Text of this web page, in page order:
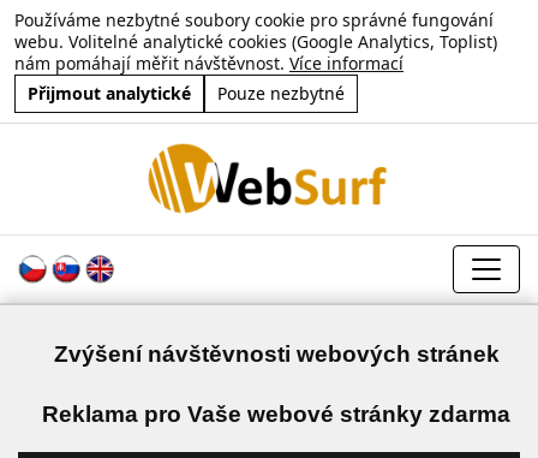
Používáme nezbytné soubory cookie pro správné fungování
webu. Volitelné analytické cookies (Google Analytics, Toplist)
nám pomáhají měřit návštěvnost. Více informací
Přijmout analytické
Pouze nezbytné
Zvýšení návštěvnosti webových stránek
Reklama pro Vaše webové stránky zdarma